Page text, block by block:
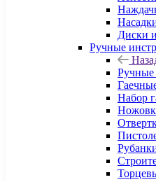
Диски
Ручные
Ручные
Набор